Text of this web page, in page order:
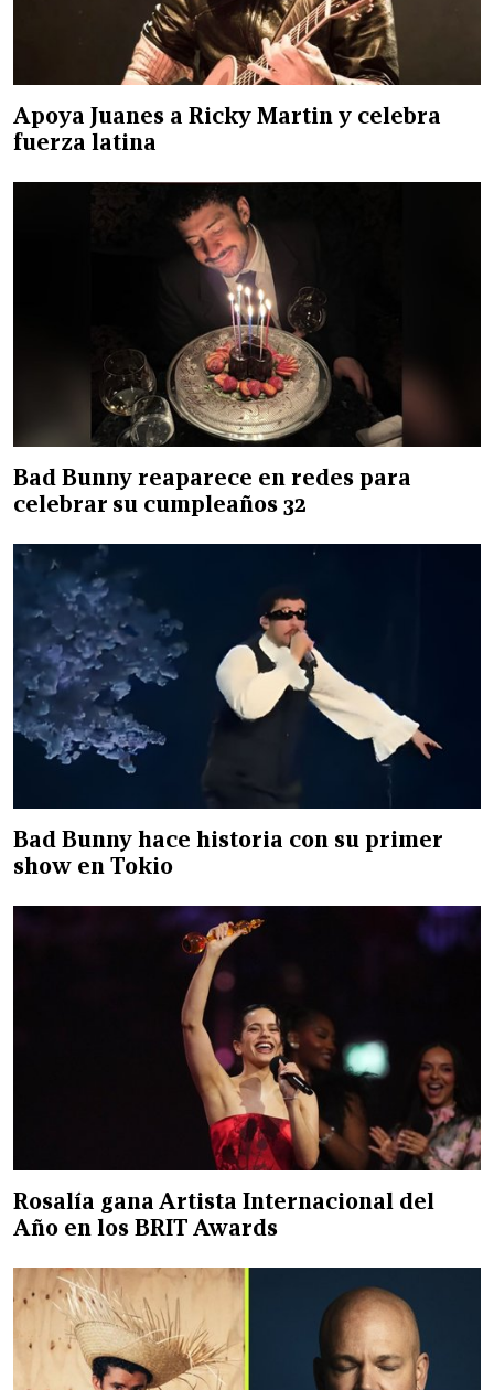
Apoya Juanes a Ricky Martin y celebra
fuerza latina
Bad Bunny reaparece en redes para
celebrar su cumpleaños 32
Bad Bunny hace historia con su primer
show en Tokio
Rosalía gana Artista Internacional del
Año en los BRIT Awards